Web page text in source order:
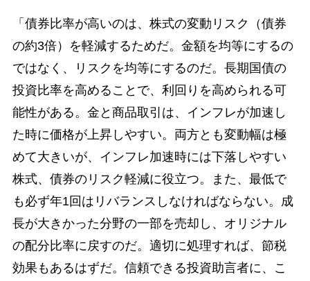
「債券比率が高いのは、株式の変動リスク（債券
の約3倍）を軽減するためだ。金額を均等にするの
ではなく、リスクを均等にするのだ。長期国債の
投資比率を高めることで、利回りを高められる可
能性がある。金と商品取引は、インフレが加速し
た時に価格が上昇しやすい。両方とも変動幅は極
めて大きいが、インフレ加速時には下落しやすい
株式、債券のリスク軽減に役立つ。また、最低で
も必ず年1回はリバランスしなければならない。成
長が大きかった分野の一部を売却し、オリジナル
の配分比率に戻すのだ。適切に処理すれば、節税
効果もあるはずだ。信頼できる投資助言者に、こ